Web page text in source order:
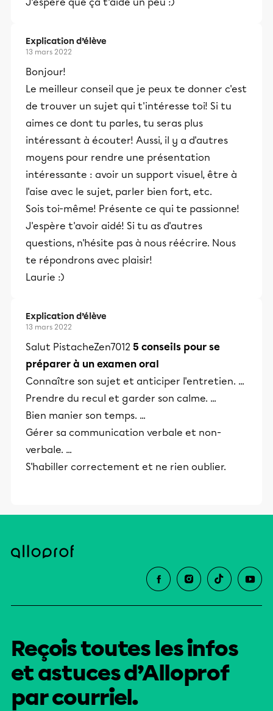
Explication d’élève
13 mars 2022
Bonjour!
Le meilleur conseil que je peux te donner c'est
de trouver un sujet qui t'intéresse toi! Si tu
aimes ce dont tu parles, tu seras plus
intéressant à écouter! Aussi, il y a d'autres
moyens pour rendre une présentation
intéressante : avoir un support visuel, être à
l'aise avec le sujet, parler bien fort, etc.
Sois toi-même! Présente ce qui te passionne!
J'espère t'avoir aidé! Si tu as d'autres
questions, n'hésite pas à nous réécrire. Nous
te répondrons avec plaisir!
Laurie :)
Explication d’élève
13 mars 2022
Salut PistacheZen7012 5 conseils pour se
préparer à un examen oral
Connaître son sujet et anticiper l'entretien. ...
Prendre du recul et garder son calme. ...
Bien manier son temps. ...
Gérer sa communication verbale et non-
verbale. ...
S'habiller correctement et ne rien oublier.
Reçois toutes les infos
et astuces d’Alloprof
par courriel.